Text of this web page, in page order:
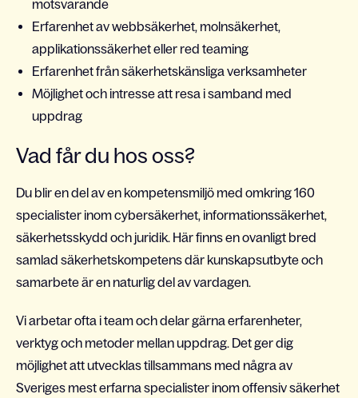
motsvarande
Erfarenhet av webbsäkerhet, molnsäkerhet,
applikationssäkerhet eller red teaming
Erfarenhet från säkerhetskänsliga verksamheter
Möjlighet och intresse att resa i samband med
uppdrag
Vad får du hos oss?
Du blir en del av en kompetensmiljö med omkring 160
specialister inom cybersäkerhet, informationssäkerhet,
säkerhetsskydd och juridik. Här finns en ovanligt bred
samlad säkerhetskompetens där kunskapsutbyte och
samarbete är en naturlig del av vardagen.
Vi arbetar ofta i team och delar gärna erfarenheter,
verktyg och metoder mellan uppdrag. Det ger dig
möjlighet att utvecklas tillsammans med några av
Sveriges mest erfarna specialister inom offensiv säkerhet